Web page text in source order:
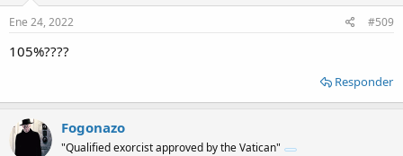
n
s
Ene 24, 2022 #509
105%????
Responder
Fogonazo
"Qualified exorcist approved by the Vatican"